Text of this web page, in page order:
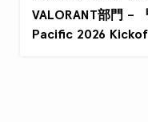
VALORANT部門 –
Pacific 2026